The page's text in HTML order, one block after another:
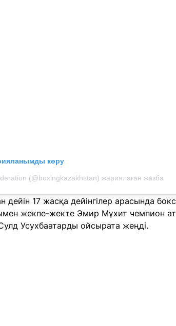
көру
(@boxingkazakhstan) жариялаған жазба
дейін 17 жасқа дейінгілер арасында
жекпе-жекте Эмир Мұхит чемпион
Усухбаатарды ойсырата жеңді.